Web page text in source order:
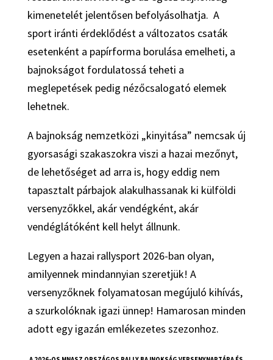
kimenetelét jelentősen befolyásolhatja. A
sport iránti érdeklődést a változatos csaták
esetenként a papírforma borulása emelheti, a
bajnokságot fordulatossá teheti a
meglepetések pedig nézőcsalogató elemek
lehetnek.
A bajnokság nemzetközi „kinyitása” nemcsak új
gyorsasági szakaszokra viszi a hazai mezőnyt,
de lehetőséget ad arra is, hogy eddig nem
tapasztalt párbajok alakulhassanak ki külföldi
versenyzőkkel, akár vendégként, akár
vendéglátóként kell helyt állnunk.
Legyen a hazai rallysport 2026-ban olyan,
amilyennek mindannyian szeretjük! A
versenyzőknek folyamatosan megújuló kihívás,
a szurkolóknak igazi ünnep! Hamarosan minden
adott egy igazán emlékezetes szezonhoz.